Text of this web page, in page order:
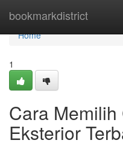
bookmarkdistrict
Home
Home
1
Cara Memilih
Eksterior